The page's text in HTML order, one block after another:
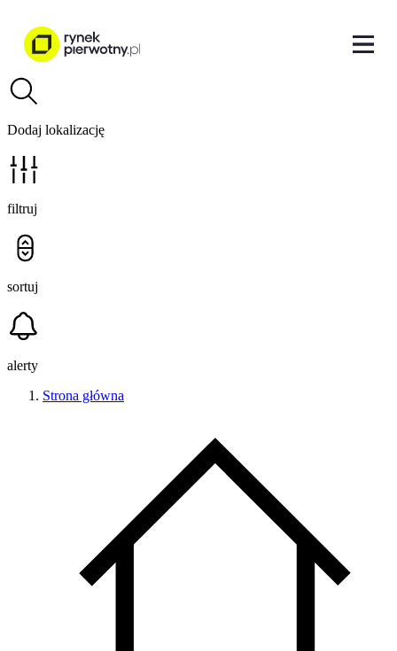
Dodaj lokalizację
filtruj
sortuj
alerty
Strona główna